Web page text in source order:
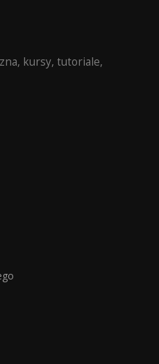
kursy, tutoriale,